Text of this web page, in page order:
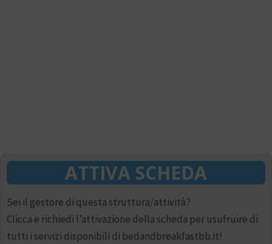
ATTIVA SCHEDA
Sei il gestore di questa struttura/attività?
Clicca e richiedi l’attivazione della scheda per usufruire di
tutti i servizi disponibili di bedandbreakfastbb.it!